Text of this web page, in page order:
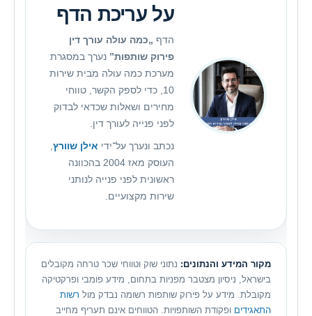
על עריכת הדף
הדף „כמה עולה עורך דין
פירוק שותפות” נערך במסגרת
מערכת כמה עולה מבית שירות
10, כדי לספק הקשר, טווחי
מחירים ושאלות שכדאי לבדוק
לפני פנייה לעורך דין.
נכתב ונערך על־ידי אילן שוורץ
העוסק מאז 2004 בהכוונה
ראשונית לפני פנייה לנותני
שירות מקצועיים.
מקור המידע והנתונים: נתוני שוק וטווחי שכר טרחה מקובלים
בישראל, ניסיון מצטבר מפניות בתחום, מידע פומבי ופרקטיקה
מקובלת. מידע על פירוק שותפות רשומה נבדק מול רשות
התאגידים ופקודת השותפויות. הטווחים אינם תעריף מחייב